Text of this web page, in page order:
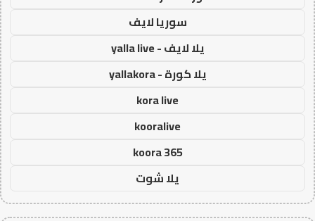
سوريا لايف
يلا لايف - yalla live
يلا كورة - yallakora
kora live
kooralive
koora 365
يلا شوت